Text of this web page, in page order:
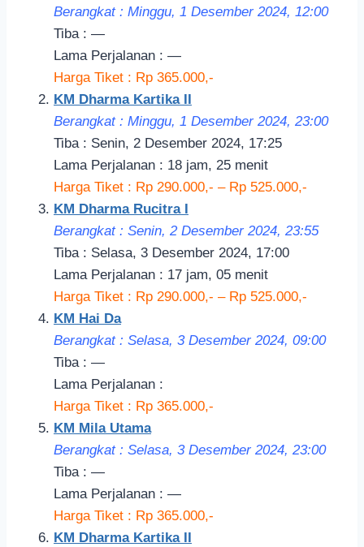
Berangkat : Minggu, 1 Desember 2024, 12:00
Tiba : —
Lama Perjalanan : —
Harga Tiket : Rp 365.000,-
KM Dharma Kartika II
Berangkat : Minggu, 1 Desember 2024, 23:00
Tiba : Senin, 2 Desember 2024, 17:25
Lama Perjalanan : 18 jam, 25 menit
Harga Tiket : Rp 290.000,- – Rp 525.000,-
KM Dharma Rucitra I
Berangkat : Senin, 2 Desember 2024, 23:55
Tiba : Selasa, 3 Desember 2024, 17:00
Lama Perjalanan : 17 jam, 05 menit
Harga Tiket : Rp 290.000,- – Rp 525.000,-
KM Hai Da
Berangkat : Selasa, 3 Desember 2024, 09:00
Tiba : —
Lama Perjalanan :
Harga Tiket : Rp 365.000,-
KM Mila Utama
Berangkat : Selasa, 3 Desember 2024, 23:00
Tiba : —
Lama Perjalanan : —
Harga Tiket : Rp 365.000,-
KM Dharma Kartika II